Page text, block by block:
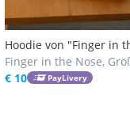
Hoodie von "Finger in
nose"
Finger in the Nose,
€ 10
PayLivery